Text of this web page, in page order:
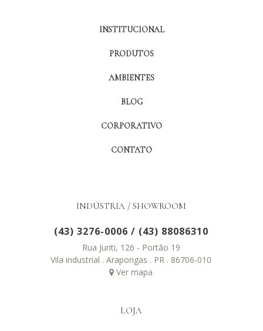
INSTITUCIONAL
PRODUTOS
AMBIENTES
BLOG
CORPORATIVO
CONTATO
INDÚSTRIA / SHOWROOM
(43) 3276-0006 / (43) 88086310
Rua Juriti, 126 - Portão 19
Vila industrial . Arapongas . PR . 86706-010
Ver mapa
LOJA